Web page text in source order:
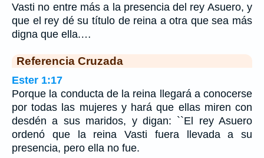
Vasti no entre más a la presencia del rey Asuero, y
que el rey dé su título de reina a otra que sea más
digna que ella.…
Referencia Cruzada
Ester 1:17
Porque la conducta de la reina llegará a conocerse
por todas las mujeres y hará que ellas miren con
desdén a sus maridos, y digan: ``El rey Asuero
ordenó que la reina Vasti fuera llevada a su
presencia, pero ella no fue.